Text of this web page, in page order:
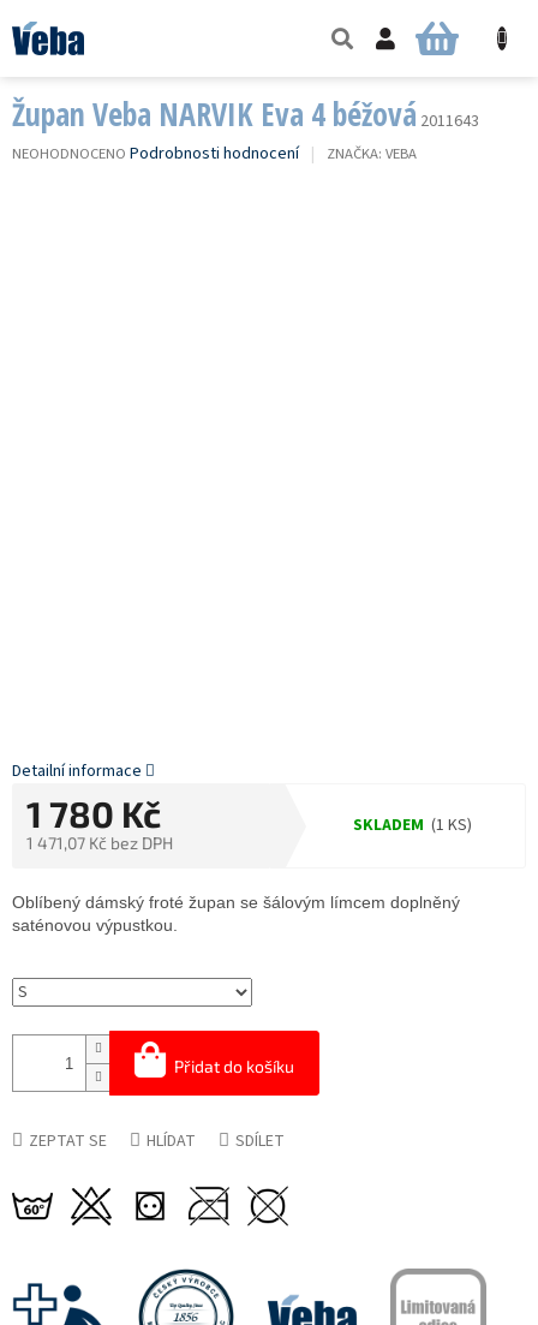
na
obsah
NÁKUPNÍ
Župan Veba NARVIK Eva 4 béžová 2011643
PRŮMĚRNÉ
NEOHODNOCENO Podrobnosti hodnocení ZNAČKA: VEBA
1 780 Kč
1 471,07 Kč bez DPH
SKLADEM (1 KS)
Přidat do košíku
Oblíbený dámský froté župan se šálovým límcem doplněný
saténovou výpustkou.
Detailní informace
ZEPTAT SE HLÍDAT SDÍLET